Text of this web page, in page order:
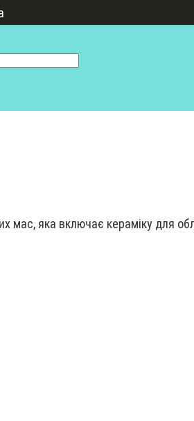
мас, яка включає кераміку для